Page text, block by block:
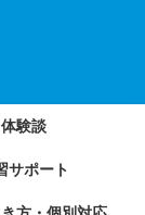
体験談
サポート